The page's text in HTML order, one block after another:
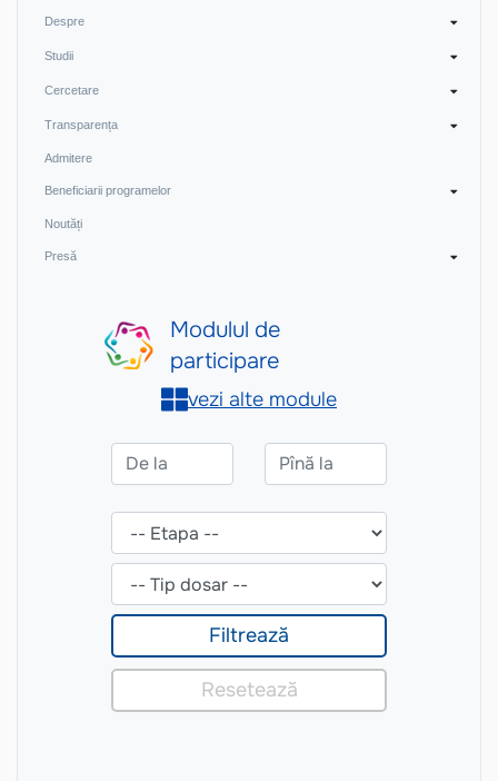
Despre
Studii
Cercetare
Transparența
Admitere
Beneficiarii programelor
Noutăți
Presă